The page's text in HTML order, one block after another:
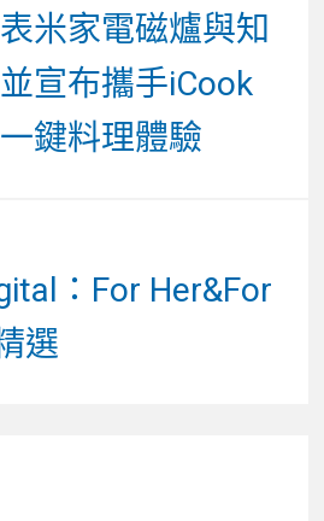
米家電磁爐與知
宣布攜手iCook
鍵料理體驗
：For Her&For
選